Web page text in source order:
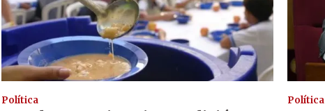
Política Política